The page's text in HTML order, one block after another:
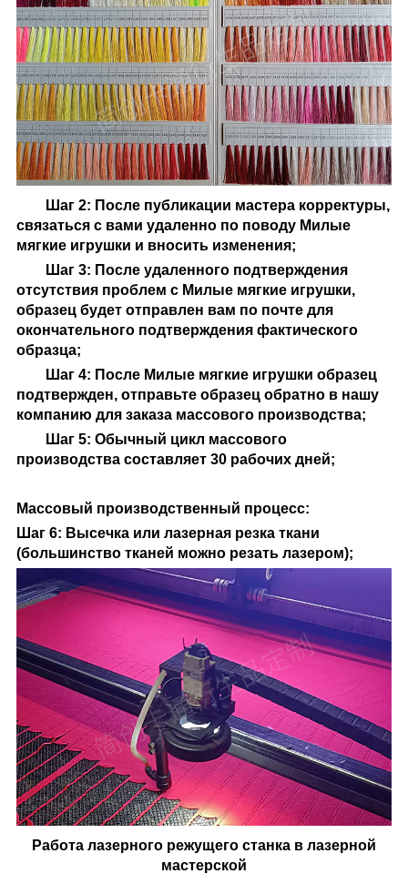
Шаг 2: После публикации мастера корректуры,
связаться с вами удаленно по поводу Милые
мягкие игрушки и вносить изменения;
Шаг 3: После удаленного подтверждения
отсутствия проблем с Милые мягкие игрушки,
образец будет отправлен вам по почте для
окончательного подтверждения фактического
образца;
Шаг 4: После Милые мягкие игрушки образец
подтвержден, отправьте образец обратно в нашу
компанию для заказа массового производства;
Шаг 5: Обычный цикл массового
производства составляет 30 рабочих дней;
Массовый производственный процесс:
Шаг 6: Высечка или лазерная резка ткани
(большинство тканей можно резать лазером);
Работа лазерного режущего станка в лазерной
мастерской